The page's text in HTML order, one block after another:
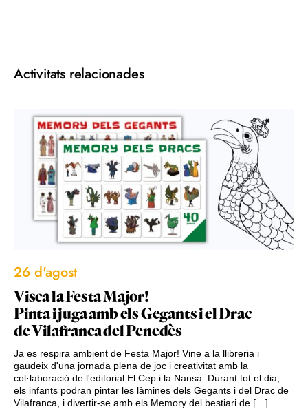
Activitats relacionades
26 d'agost
Visca la Festa Major!
Pinta i juga amb els Gegants i el Drac
de Vilafranca del Penedès
Ja es respira ambient de Festa Major! Vine a la llibreria i
gaudeix d'una jornada plena de joc i creativitat amb la
col·laboració de l'editorial El Cep i la Nansa. Durant tot el dia,
els infants podran pintar les làmines dels Gegants i del Drac de
Vilafranca, i divertir-se amb els Memory del bestiari de […]